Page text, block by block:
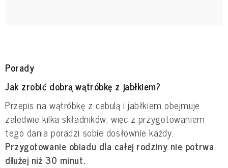
Porady
Jak zrobić dobrą wątróbkę z jabłkiem?
Przepis na wątróbkę z cebulą i jabłkiem obejmuje
zaledwie kilka składników, więc z przygotowaniem
tego dania poradzi sobie dosłownie każdy.
Przygotowanie obiadu dla całej rodziny nie potrwa
dłużej niż 30 minut.